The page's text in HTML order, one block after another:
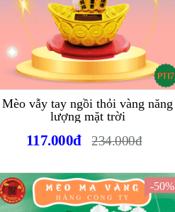
Mèo vẫy tay ngồi thỏi vàng năng
lượng mặt trời
117.000đ 234.000đ
-50%